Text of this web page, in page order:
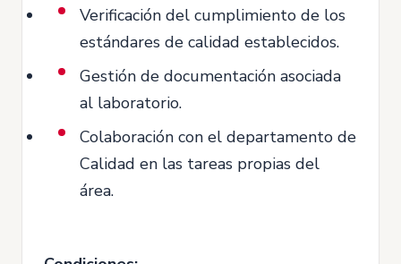
Verificación del cumplimiento de los
estándares de calidad establecidos.
Gestión de documentación asociada
al laboratorio.
Colaboración con el departamento de
Calidad en las tareas propias del
área.